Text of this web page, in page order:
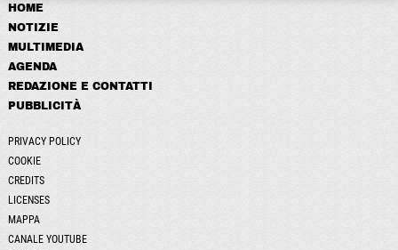
HOME
NOTIZIE
MULTIMEDIA
AGENDA
REDAZIONE E CONTATTI
PUBBLICITÀ
PRIVACY POLICY
COOKIE
CREDITS
LICENSES
MAPPA
CANALE YOUTUBE